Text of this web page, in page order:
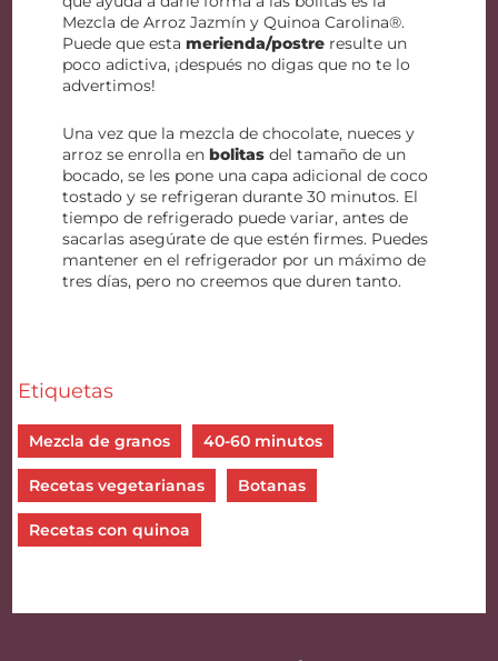
Mezcla de Arroz Jazmín y Quinoa Carolina®.
Puede que estamerienda/postre resulte un
poco adictiva, ¡después no digas que no te lo
advertimos!
Una vez que la mezcla de chocolate, nueces y
arroz se enrolla enbolitas del tamaño de un
bocado, se les pone una capa adicional de coco
tostado y se refrigeran durante 30 minutos. El
tiempo de refrigerado puede variar, antes de
sacarlas asegúrate de que estén firmes. Puedes
mantener en el refrigerador por un máximo de
tres días, pero no creemos que duren tanto.
Etiquetas
Mezcla de granos 40-60 minutos
Recetas vegetarianas Botanas
Recetas con quinoa